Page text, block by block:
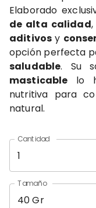
Elaborado
de alta calidad
aditivos y
opción perfecta
saludable. Su
masticable lo
nutritiva para
natural.
Cantidad
Tamaño
40 Gr